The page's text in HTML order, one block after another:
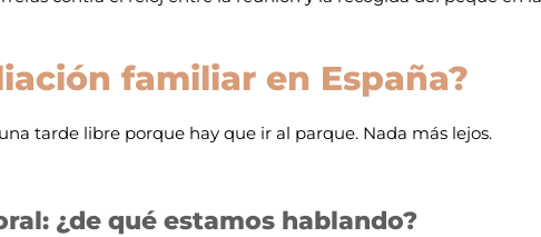
familiar en España?
tarde libre porque hay que ir al parque. Nada más lejos.
¿de qué estamos hablando?